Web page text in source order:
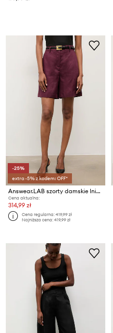
-25%
extra -5% z kodem: OFF*
Answear.LAB szorty damskie lniane
Cena aktualna:
314,99 zł
Cena regularna:419,99 zł
Najniższa cena:419,99 zł